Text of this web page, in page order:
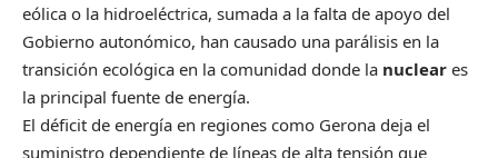
eólica o la hidroeléctrica, sumada a la falta de apoyo del
Gobierno autonómico, han causado una parálisis en la
transición ecológica en la comunidad donde la nuclear es
la principal fuente de energía.
El déficit de energía en regiones como Gerona deja el
suministro dependiente de líneas de alta tensión que